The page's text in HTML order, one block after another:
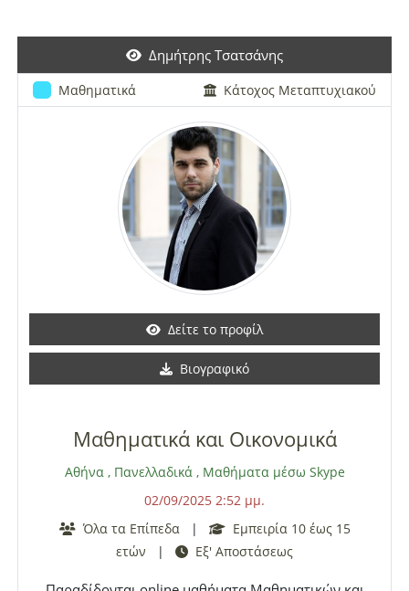
καθοδήγησης ξεχωριστά για κάθε μαθητή με
απώτερο στόχο το βέλτιστο αποτέλεσμα στις
εξετάσεις.
Δημήτρης Τσατσάνης
Μαθηματικά Κάτοχος Μεταπτυχιακού
Δείτε το προφίλ
Βιογραφικό
Μαθηματικά και Οικονομικά
Αθήνα, Πανελλαδικά, Μαθήματα μέσω Skype
02/09/2025 2:52 μμ.
Όλα τα Επίπεδα
|
Εμπειρία 10 έως 15
ετών
| Εξ' Αποστάσεως